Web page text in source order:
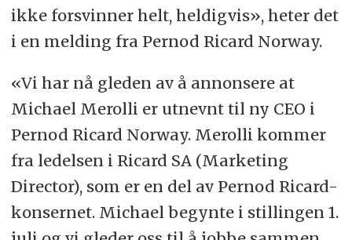
ikke forsvinner helt, heldigvis», heter det
i en melding fra Pernod Ricard Norway.
«Vi har nå gleden av å annonsere at
Michael Merolli er utnevnt til ny CEO i
Pernod Ricard Norway. Merolli kommer
fra ledelsen i Ricard SA (Marketing
Director), som er en del av Pernod Ricard-
konsernet. Michael begynte i stillingen 1.